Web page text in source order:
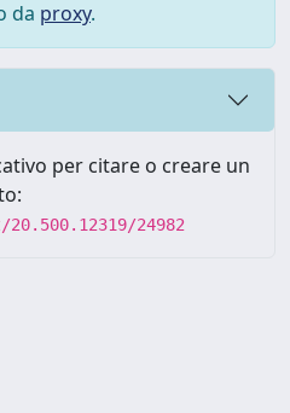
da proxy.
per citare o creare un
24982